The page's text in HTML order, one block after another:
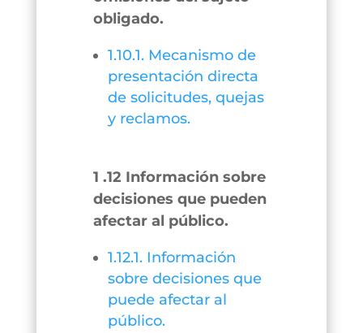
obligado.
1.10.1. Mecanismo de
presentación directa
de solicitudes, quejas
y reclamos.
1 .12 Información sobre
decisiones que pueden
afectar al público.
1.12.1. Información
sobre decisiones que
puede afectar al
público.